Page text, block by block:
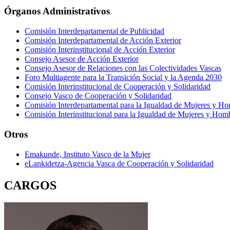
Órganos Administrativos
Comisión Interdepartamental de Publicidad
Comisión Interdepartamental de Acción Exterior
Comisión Interinstitucional de Acción Exterior
Consejo Asesor de Acción Exterior
Consejo Asesor de Relaciones con las Colectividades Vascas
Foro Multiagente para la Transición Social y la Agenda 2030
Comisión Interinstitucional de Cooperación y Solidaridad
Consejo Vasco de Cooperación y Solidaridad
Comisión Interdepartamental para la Igualdad de Mujeres y
Comisión Interinstitucional para la Igualdad de Mujeres y
Otros
Emakunde, Instituto Vasco de la Mujer
eLankidetza-Agencia Vasca de Cooperación y Solidaridad
CARGOS